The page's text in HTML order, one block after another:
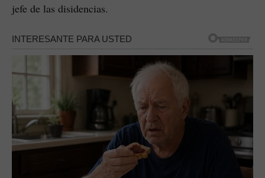
jefe de las disidencias.